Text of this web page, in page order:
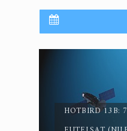
بزمن بعثة المسيح
HOTBIRD 13B: